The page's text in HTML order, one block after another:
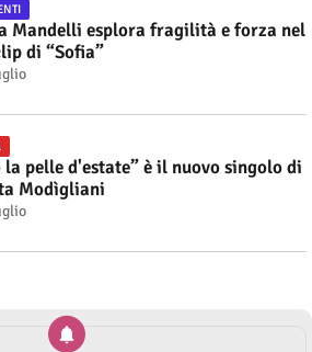
Mandelli esplora fragilità e forza nel
di “Sofia”
la pelle d'estate” è il nuovo singolo di
Modìgliani